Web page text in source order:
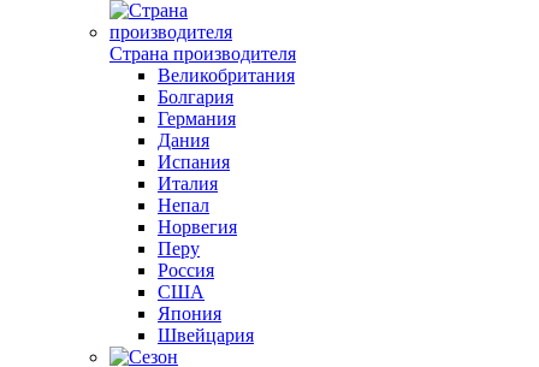
Страна производителя
Великобритания
Болгария
Германия
Дания
Испания
Италия
Непал
Норвегия
Перу
Россия
США
Япония
Швейцария